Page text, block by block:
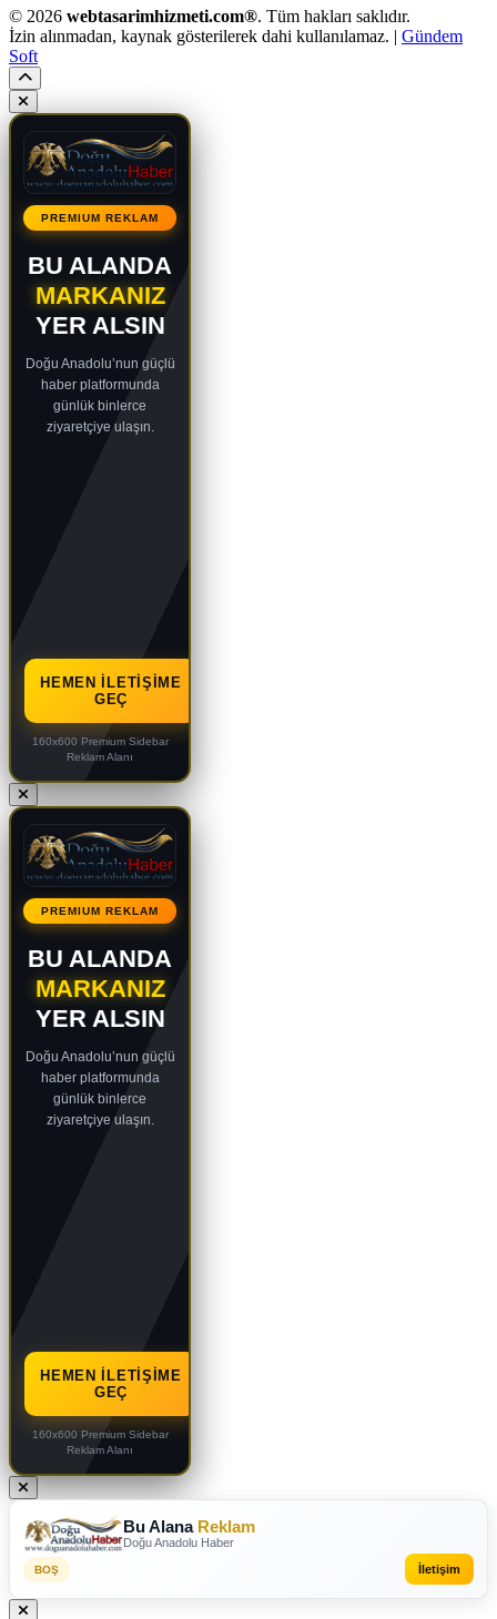
© 2026 webtasarimhizmeti.com®. Tüm hakları saklıdır.
İzin alınmadan, kaynak gösterilerek dahi kullanılamaz. | Gündem
Soft
PREMIUM REKLAM
BU ALANDA
MARKANIZ
YER ALSIN
Doğu Anadolu’nun güçlü
haber platformunda
günlük binlerce
ziyaretçiye ulaşın.
HEMEN İLETIŞIME
GEÇ
160x600 Premium Sidebar
Reklam Alanı
PREMIUM REKLAM
BU ALANDA
MARKANIZ
YER ALSIN
Doğu Anadolu’nun güçlü
haber platformunda
günlük binlerce
ziyaretçiye ulaşın.
HEMEN İLETIŞIME
GEÇ
160x600 Premium Sidebar
Reklam Alanı
Bu Alana Reklam
Doğu Anadolu Haber
BOŞ İletişim